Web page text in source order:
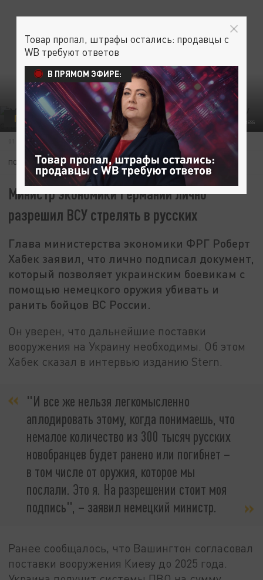
ФОТО: KAY NIETFELD/GLOBALLOOKPRESS
ПОЛИТИКА
01 ДЕКАБРЯ 17:02
ПОДПИШИТЕСЬ:
Министр экономики Германии лично
разрешил ВСУ стрелять в русских
Глава министерства экономики ФРГ Роберт
Хабек заявил, что лично подписал документ,
который позволяет украинским боевикам с
помощью немецкого оружия убивать и
ранить бойцов ВС России.
Он уверен, что дальнейшие поставки
вооружения на Украину необходимы. Об этом
Хабек сказал в интервью изданию Stern.
"И все же нельзя легкомысленно
аплодировать этому, когда понимаешь, что
немалое количество из 300 тысяч русских
новобранцев будет ранено или погибнет –
в том числе от оружия, которое мы
послали. Это я. На разрешении стоит моя
подпись", – заявил немецкий министр.
Ранее сообщалось, что Вашингтон согласовал
поставки вооружения Киеву до 2025 года.
Товар пропал, штрафы остались: продавцы с
WB требуют ответов
В ПРЯМОМ ЭФИРЕ: